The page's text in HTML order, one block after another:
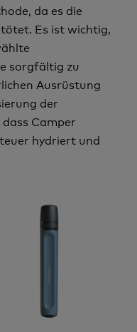
da es die
Es ist wichtig,
sorgfältig zu
Ausrüstung
der
Camper
hydriert und